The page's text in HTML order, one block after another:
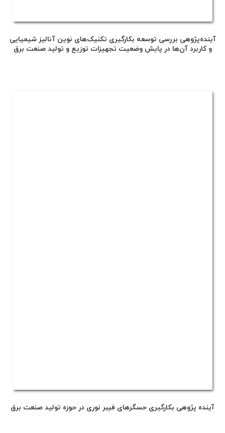
آینده‌پژوهی بررسی توسعه بکارگیری تکنیک‌های نوین آنالیز شیمیایی
و کاربرد آن‌ها در پایش وضعیت تجهیزات توزیع و تولید صنعت برق
آینده پژوهی بکارگیری حسگرهای فیبر نوری در حوزه تولید صنعت برق